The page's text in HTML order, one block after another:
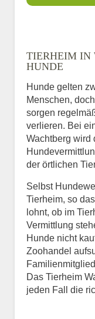
Tier.
Art
TIERHEIM IN
HUNDE
Hunde gelten
Menschen,
sorgen
verlieren. Bei
Wachtberg wird
der örtlichen
Selbst
Tierheim, so
lohnt, ob im
Vermittlung
Hunde nicht
Zoohandel
Das Tierheim
jeden Fall die